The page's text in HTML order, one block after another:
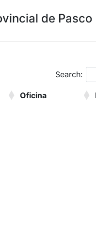
de Pasco
Search:
Oficina